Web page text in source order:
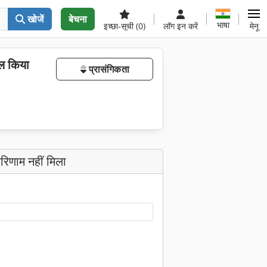
खोजें बेचना
इच्छा-सूची(0) लॉग इन करें भाषा मेनू
प्रासंगिकता
नहीं मिला